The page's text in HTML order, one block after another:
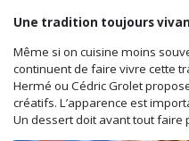
Une tradition toujours
Même si on cuisine moins
continuent de faire vivre cette
Hermé ou Cédric Grolet
créatifs. L’apparence est
Un dessert doit avant tout faire